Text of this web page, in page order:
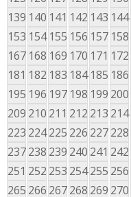
139 140 141 142 143 144
153 154 155 156 157 158
167 168 169 170 171 172
181 182 183 184 185 186
195 196 197 198 199 200
209 210 211 212 213 214
223 224225 226 227228
237238 239 240 241 242
251 252 253 254255 256
265 266 267268 269 270